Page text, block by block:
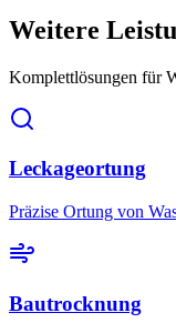
Weitere
Komplettlösungen für
Leckageortung
Präzise Ortung von
Bautrocknung